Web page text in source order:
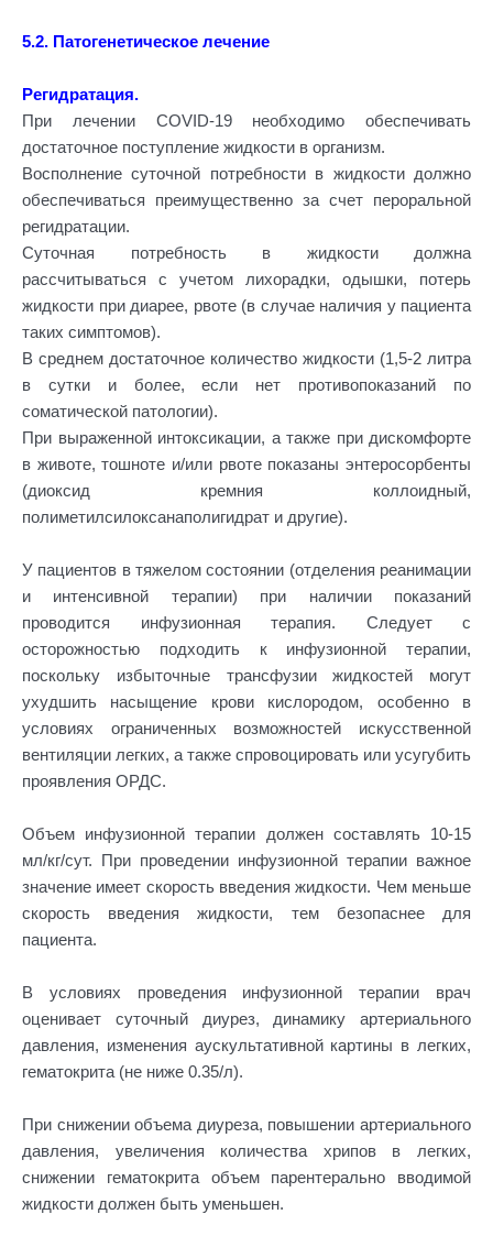
5.2. Патогенетическое лечение
Регидратация.
При лечении COVID-19 необходимо обеспечивать
достаточное поступление жидкости в организм.
Восполнение суточной потребности в жидкости должно
обеспечиваться преимущественно за счет пероральной
регидратации.
Суточная потребность в жидкости должна
рассчитываться с учетом лихорадки, одышки, потерь
жидкости при диарее, рвоте (в случае наличия у пациента
таких симптомов).
В среднем достаточное количество жидкости (1,5-2 литра
в сутки и более, если нет противопоказаний по
соматической патологии).
При выраженной интоксикации, а также при дискомфорте
в животе, тошноте и/или рвоте показаны энтеросорбенты
(диоксид кремния коллоидный,
полиметилсилоксанаполигидрат и другие).
У пациентов в тяжелом состоянии (отделения реанимации
и интенсивной терапии) при наличии показаний
проводится инфузионная терапия. Следует с
осторожностью подходить к инфузионной терапии,
поскольку избыточные трансфузии жидкостей могут
ухудшить насыщение крови кислородом, особенно в
условиях ограниченных возможностей искусственной
вентиляции легких, а также спровоцировать или усугубить
проявления ОРДС.
Объем инфузионной терапии должен составлять 10-15
мл/кг/сут. При проведении инфузионной терапии важное
значение имеет скорость введения жидкости. Чем меньше
скорость введения жидкости, тем безопаснее для
пациента.
В условиях проведения инфузионной терапии врач
оценивает суточный диурез, динамику артериального
давления, изменения аускультативной картины в легких,
гематокрита (не ниже 0.35/л).
При снижении объема диуреза, повышении артериального
давления, увеличения количества хрипов в легких,
снижении гематокрита объем парентерально вводимой
жидкости должен быть уменьшен.